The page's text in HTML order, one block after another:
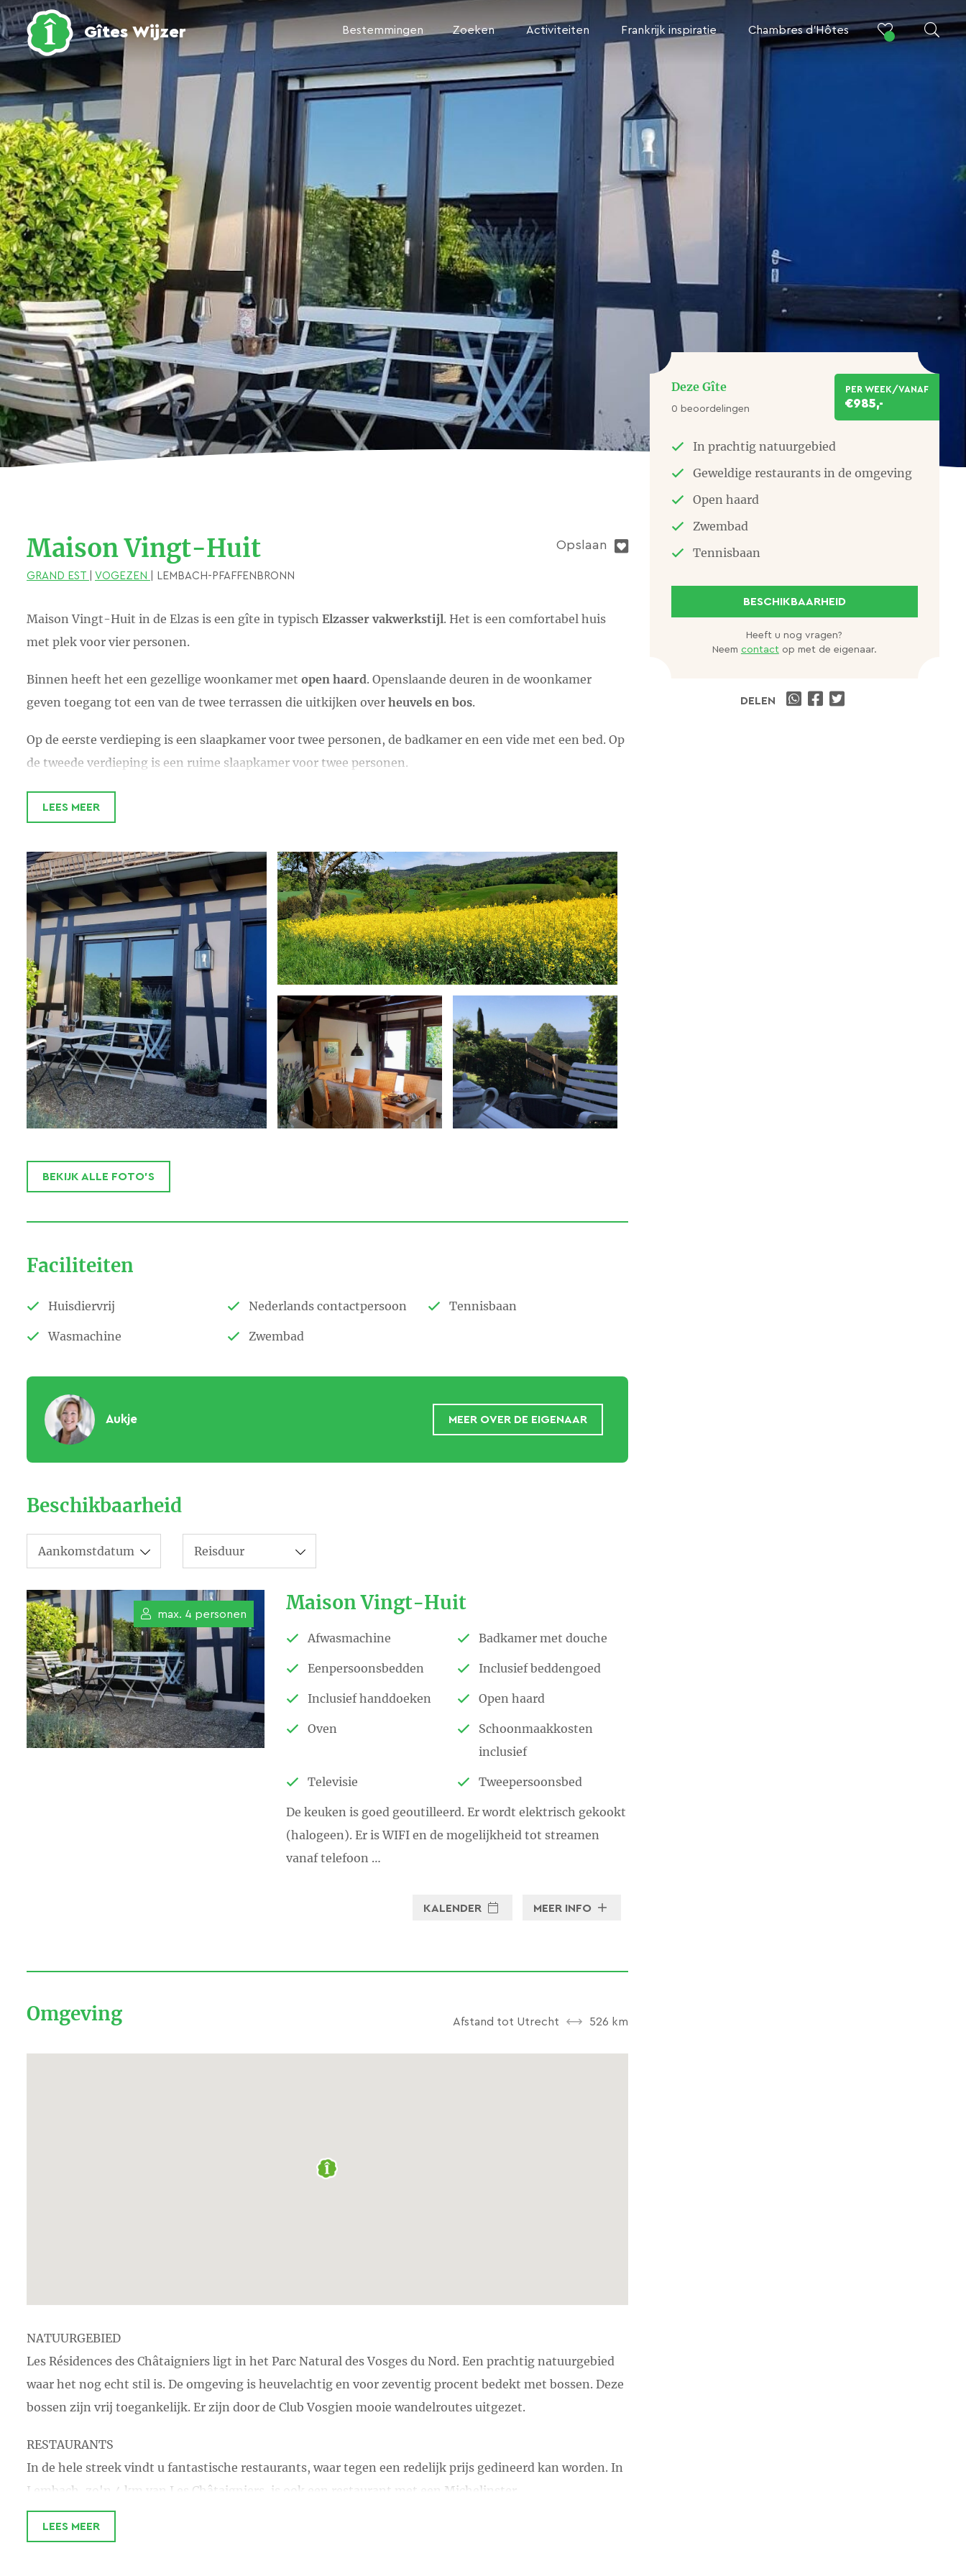
Gîtes Wijzer Bestemmingen Zoeken Activiteiten Frankrijk inspiratie Chambres d’Hôtes
Maison Vingt-Huit
GRAND EST VOGEZEN | LEMBACH-PFAFFENBRONN
Opslaan
Maison Vingt-Huit in de Elzas is een gîte in typisch Elzasser vakwerkstijl. Het is een comfortabel huis
met plek voor vier personen.
Binnen heeft het een gezellige woonkamer met open haard. Openslaande deuren in de woonkamer
geven toegang tot een van de twee terrassen die uitkijken over heuvels en bos.
Op de eerste verdieping is een slaapkamer voor twee personen, de badkamer en een vide met een bed. Op
de tweede verdieping is een ruime slaapkamer voor twee personen.
ieder jaargetijde
de bloemenweiden, de sterrenhemel, de restaurants en de cultuur van deze bijzondere streek.
Hetdorpmet vakwerkhuizen ligt tegen een beboste helling en grenst direct aan het oude Pfaffenbronn,
een oud Luftkurort op een hoogte van ongeveer 400 meter.
Het huisje ligt op het park Les Résidences des Châtaigniers. Er is een zwembad (6 bij 15 meter) dat in het
voor- en najaar verwarmd wordt. Er is ook een tennisbaan en een kleinspeelterreinvoor kinderen.
LEES MEER
BEKIJK ALLE FOTO'S
Faciliteiten
Huisdiervrij Nederlands contactpersoon Tennisbaan
Wasmachine Zwembad
Aukje MEER OVER DE EIGENAAR
Beschikbaarheid
max. 4 personen Maison Vingt-Huit
Afwasmachine Badkamer met douche
Eenpersoonsbedden Inclusief beddengoed
Inclusief handdoeken Open haard
Oven
Schoonmaakkosten
inclusief
Televisie Tweepersoonsbed
De keuken is goed geoutilleerd. Er wordt elektrisch gekookt
(halogeen). Er is WIFI en de mogelijkheid tot streamen
vanaf telefoon …
KALENDER MEER INFO
Omgeving Afstand tot Utrecht 526 km
NATUURGEBIED
Les Résidences des Châtaigniers ligt in het Parc Natural des Vosges du Nord. Een prachtig natuurgebied
waar het nog echt stil is. De omgeving is heuvelachtig en voor zeventig procent bedekt met bossen. Deze
bossen zijn vrij toegankelijk. Er zijn door de Club Vosgien mooie wandelroutes uitgezet.
RESTAURANTS
In de hele streek vindt u fantastische restaurants, waar tegen een redelijk prijs gedineerd kan worden. In
Lembach, zo'n 4 km van Les Châtaigniers, is ook een restaurant met een Michelinster.
STEDEN
LEES MEER
Deze Gîte
0 beoordelingen
PER WEEK/VANAF
€985,-
In prachtig natuurgebied
Geweldige restaurants in de omgeving
Open haard
Zwembad
Tennisbaan
BESCHIKBAARHEID
Heeft u nog vragen?
Neem contactop met de eigenaar.
DELEN